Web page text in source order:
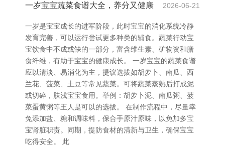
一岁宝宝蔬菜食谱大全，养分又健康 2026-06-21
一岁是宝宝成长的进军阶段，此时宝宝的消化系统冷静
发育完善，可以运行尝试更多种类的辅食。蔬菜行动宝
宝饮食中不成或缺的一部分，富含维生素、矿物资和膳
食纤维，有助于宝宝的健康成长。 一岁宝宝的蔬菜食谱
应以清淡、易消化为主，提议选拔如胡萝卜、南瓜、西
兰花、菠菜、土豆等常见蔬菜。可将蔬菜蒸熟后打成泥
或切碎，肤浅宝宝食用。举例：胡萝卜泥、南瓜粥、菠
菜蛋黄粥等王人是可以的选拔。 在制作流程中，尽量幸
免添加盐、糖和调味料，保合手原汁原味，以免加多宝
宝肾脏职责。同期，提防食材的清新与卫生，确保宝宝
吃得安全。 此